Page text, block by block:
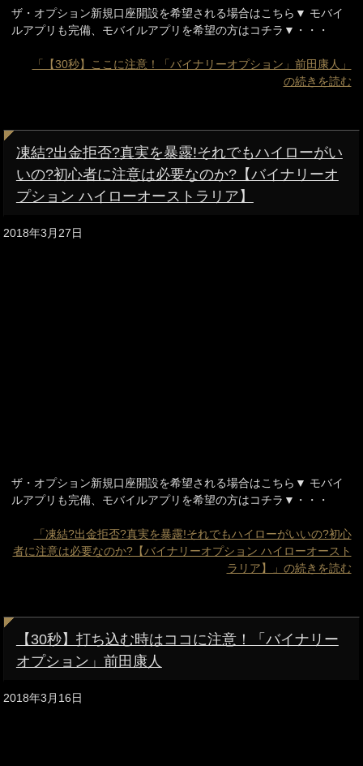
ザ・オプション新規口座開設を希望される場合はこちら▼ モバイ
ルアプリも完備、モバイルアプリを希望の方はコチラ▼・・・
「【30秒】ここに注意！「バイナリーオプション」前田康人」
の続きを読む
凍結?出金拒否?真実を暴露!それでもハイローがい
いの?初心者に注意は必要なのか?【バイナリーオ
プション ハイローオーストラリア】
2018年3月27日
ザ・オプション新規口座開設を希望される場合はこちら▼ モバイ
ルアプリも完備、モバイルアプリを希望の方はコチラ▼・・・
「凍結?出金拒否?真実を暴露!それでもハイローがいいの?初心
者に注意は必要なのか?【バイナリーオプション ハイローオースト
ラリア】」の続きを読む
【30秒】打ち込む時はココに注意！「バイナリー
オプション」前田康人
2018年3月16日